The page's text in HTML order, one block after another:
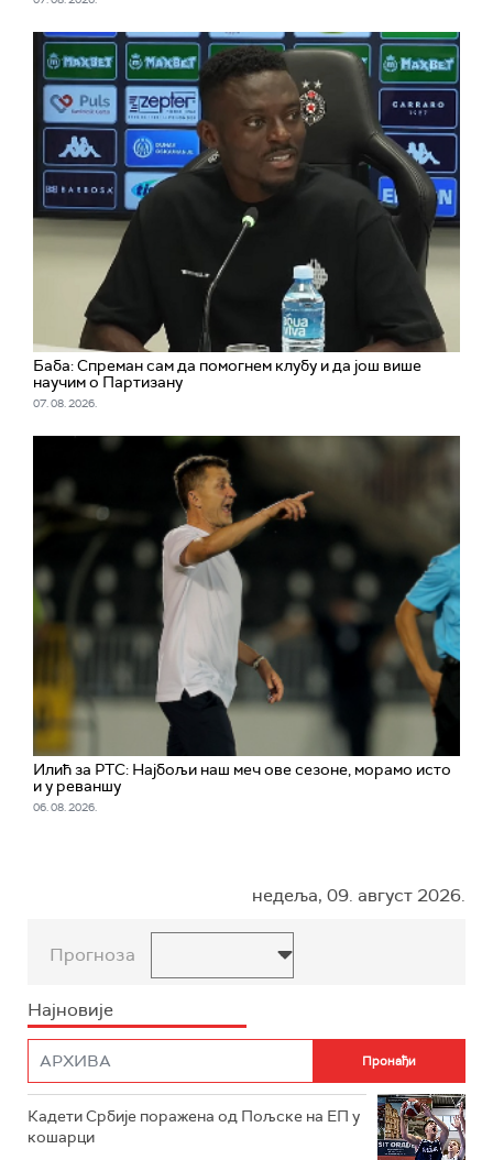
Баба: Спреман сам да помогнем клубу и да још више
научим о Партизану
07. 08. 2026.
Илић за РТС: Најбољи наш меч ове сезоне, морамо исто
и у реваншу
06. 08. 2026.
недеља, 09. август 2026.
Прогноза
Најновије
Кадети Србије поражена од Пољске на ЕП у
кошарци